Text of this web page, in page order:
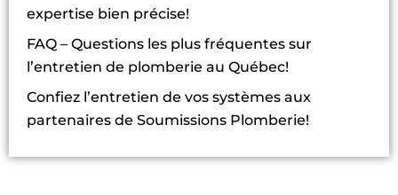
expertise bien précise!
FAQ – Questions les plus fréquentes sur
l’entretien de plomberie au Québec!
Confiez l’entretien de vos systèmes aux
partenaires de Soumissions Plomberie!